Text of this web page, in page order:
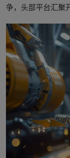
争，头部平台汇聚